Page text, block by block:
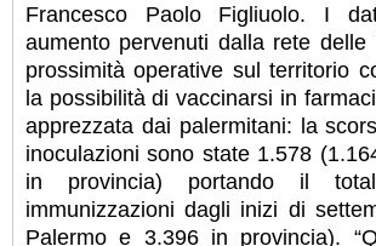
Francesco Paolo Figliuolo. I
aumento pervenuti dalla rete delle
prossimità operative sul territorio
la possibilità di vaccinarsi in
apprezzata dai palermitani: la
inoculazioni sono state 1.578
in provincia) portando il
immunizzazioni dagli inizi di
Palermo e 3.396 in provincia).